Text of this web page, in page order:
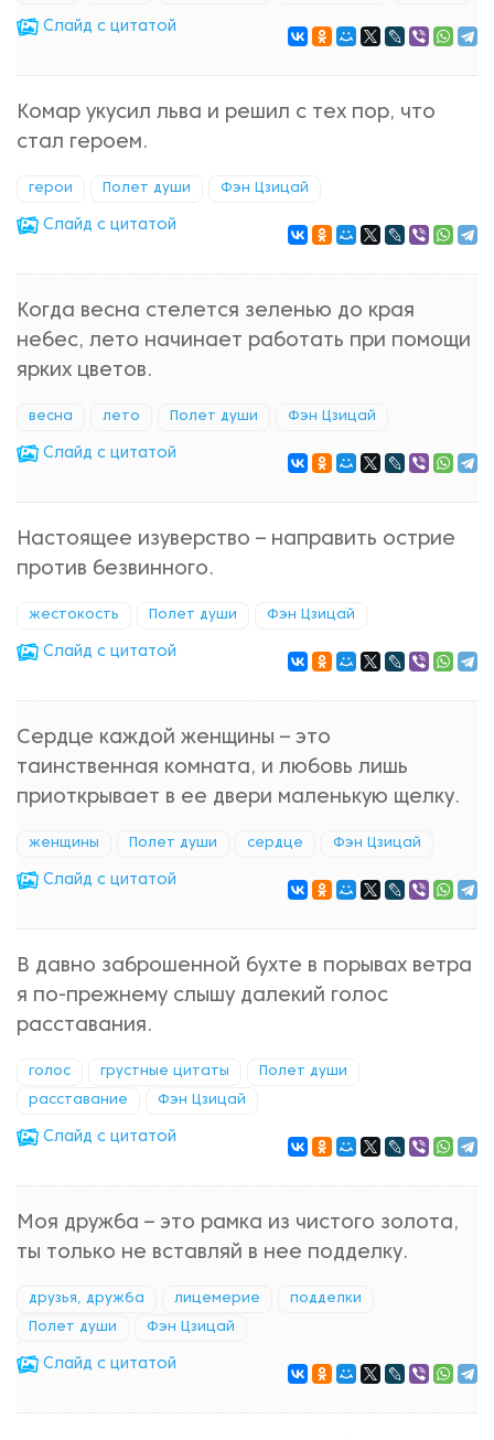
Cлайд с цитатой
Комар укусил льва и решил с тех пор, что
стал героем.
герои Полет души Фэн Цзицай
Cлайд с цитатой
Когда весна стелется зеленью до края
небес, лето начинает работать при помощи
ярких цветов.
весна лето Полет души Фэн Цзицай
Cлайд с цитатой
Настоящее изуверство – направить острие
против безвинного.
жестокость Полет души Фэн Цзицай
Cлайд с цитатой
Сердце каждой женщины – это
таинственная комната, и любовь лишь
приоткрывает в ее двери маленькую щелку.
женщины Полет души сердце Фэн Цзицай
Cлайд с цитатой
В давно заброшенной бухте в порывах ветра
я по-прежнему слышу далекий голос
расставания.
голос грустные цитаты Полет души
расставание Фэн Цзицай
Cлайд с цитатой
Моя дружба – это рамка из чистого золота,
ты только не вставляй в нее подделку.
друзья, дружба лицемерие подделки
Полет души Фэн Цзицай
Cлайд с цитатой